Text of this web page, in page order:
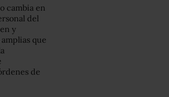
cambia en
del
y
que
de